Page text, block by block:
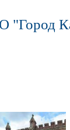
"Город